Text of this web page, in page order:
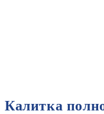
Калитка